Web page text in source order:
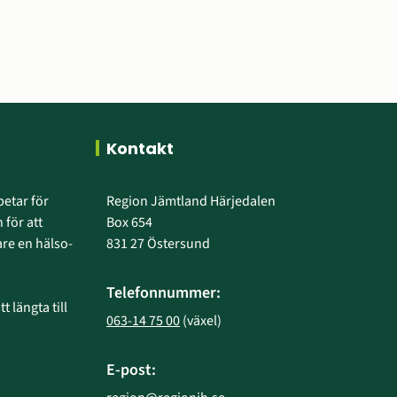
för
för att
en hälso-
längta till
Kontakt
Region Jämtland Härjedalen
Box 654
831 27 Östersund
Telefonnummer:
063-14 75 00 (växel)
E-post: